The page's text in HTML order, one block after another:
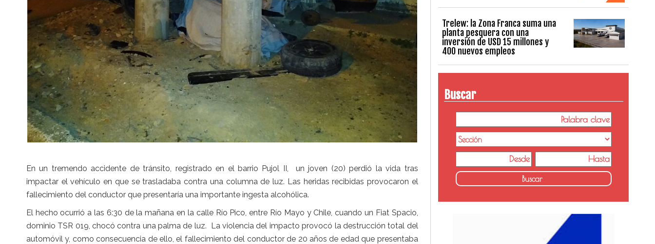
En un tremendo accidente de tránsito, registrado en el barrio Pujol II, un joven (20) perdió la vida tras
impactar el vehículo en que se trasladaba contra una columna de luz. Las heridas recibidas provocaron el
fallecimiento del conductor que presentaría una importante ingesta alcohólica.
El hecho ocurrió a las 6:30 de la mañana en la calle Río Pico, entre Río Mayo y Chile, cuando un Fiat Spacio,
dominio TSR 019, chocó contra una palma de luz. La violencia del impacto provocó la destrucción total del
automóvil y, como consecuencia de ello, el fallecimiento del conductor de 20 años de edad que presentaba
Trelew: la Zona Franca suma una
planta pesquera con una
inversión de USD 15 millones y
400 nuevos empleos
Buscar